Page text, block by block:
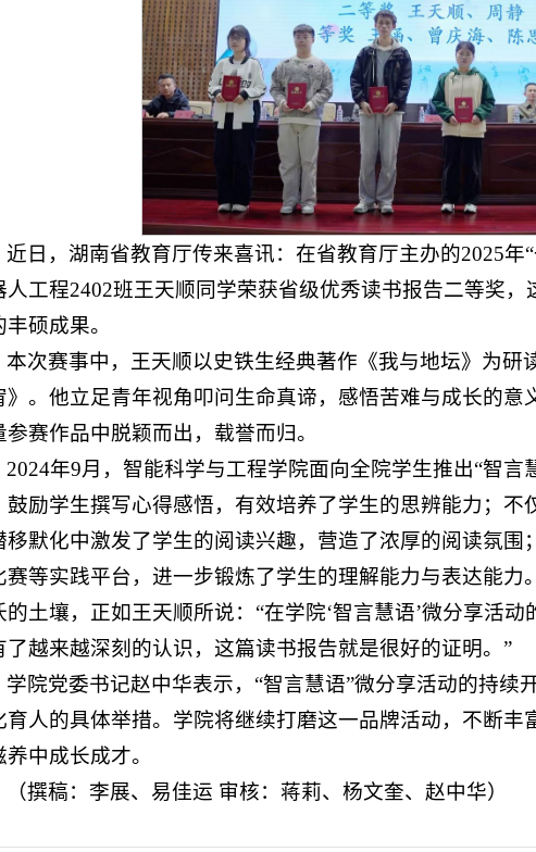
近日，湖南省教育厅传来喜讯：在省教育厅主办的2025
人工程2402班王天顺同学荣获省级优秀读书报告二等奖
丰硕成果。
本次赛事中，王天顺以史铁生经典著作《我与地坛》为研
》。他立足青年视角叩问生命真谛，感悟苦难与成长的
参赛作品中脱颖而出，载誉而归。
2024年9月，智能科学与工程学院面向全院学生推出“智言
鼓励学生撰写心得感悟，有效培养了学生的思辨能力；
移默化中激发了学生的阅读兴趣，营造了浓厚的阅读氛围
赛等实践平台，进一步锻炼了学生的理解能力与表达能
的土壤，正如王天顺所说：“在学院‘智言慧语’微分享活
了越来越深刻的认识，这篇读书报告就是很好的证明。”
学院党委书记赵中华表示，“智言慧语”微分享活动的持续
育人的具体举措。学院将继续打磨这一品牌活动，不断丰
养中成长成才。
（撰稿：李展、易佳运 审核：蒋莉、杨文奎、赵中华）